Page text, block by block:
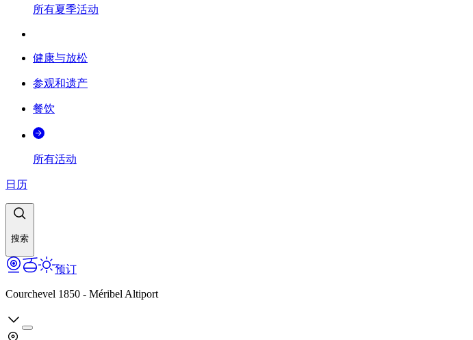
所有夏季活动
健康与放松
参观和遗产
餐饮
所有活动
日历
搜索
预订
Courchevel 1850 - Méribel Altiport